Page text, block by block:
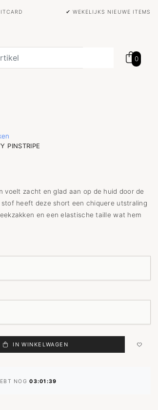
✔ WEKELIJKS NIEUWE ITEMS
0
PINSTRIPE
voelt zacht en glad aan op de huid door de
heeft deze short een chiquere utstraling
en een elastische taille wat hem
IN WINKELWAGEN
NOG03:01:38